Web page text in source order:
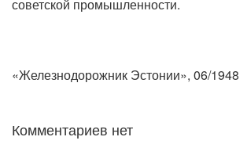
советской промышленности.
«Железнодорожник Эстонии», 06/1948
Комментариев нет